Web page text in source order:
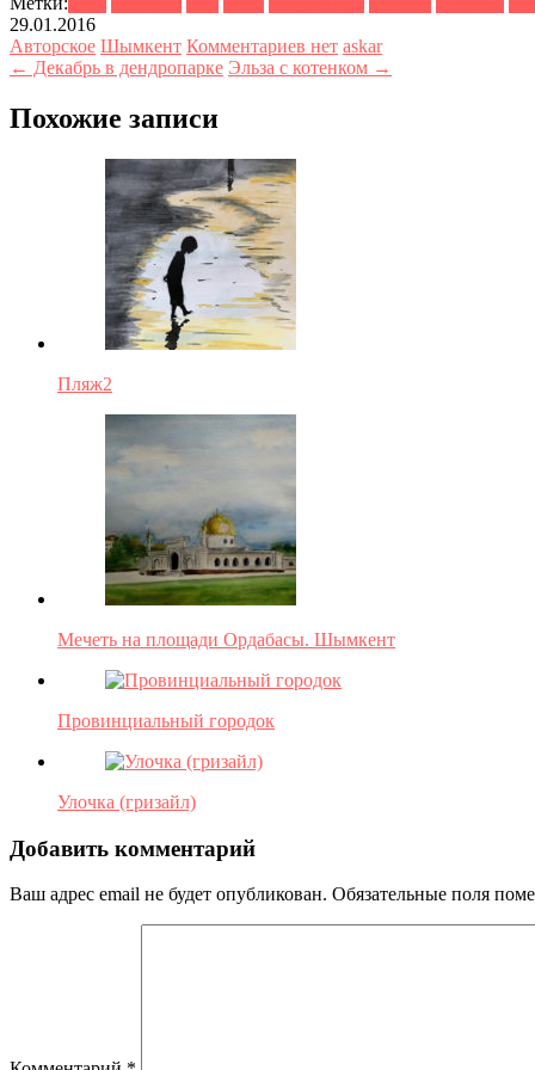
29.01.2016
Авторское Шымкент Комментариев нет askar
← Декабрь в дендропарке Эльза с котенком →
Похожие записи
Пляж2
Мечеть на площади Ордабасы. Шымкент
Провинциальный городок
Улочка (гризайл)
Добавить комментарий
Ваш адрес email не будет опубликован. Обязательные поля